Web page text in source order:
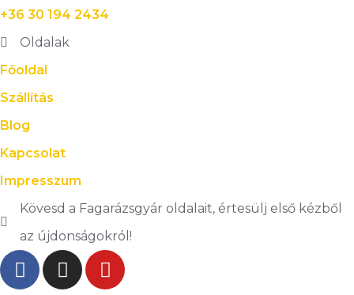
+36 30 194 2434
Oldalak
Főoldal
Szállítás
Blog
Kapcsolat
Impresszum
Kövesd a Fagarázsgyár oldalait, értesülj első kézből
az újdonságokról!